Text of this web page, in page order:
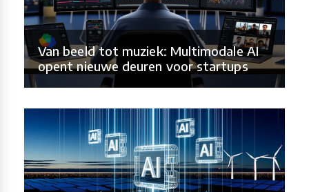
Van beeld tot muziek: Multimodale AI
opent nieuwe deuren voor startups